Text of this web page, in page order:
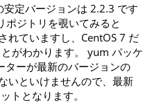
定バージョンは 2.2.3 です
ポジトリを覗いてみると
れていますし、CentOS 7 だ
がわかります。 yum パッケ
ターが最新のバージョンの
いといけませんので、最新
トとなります。